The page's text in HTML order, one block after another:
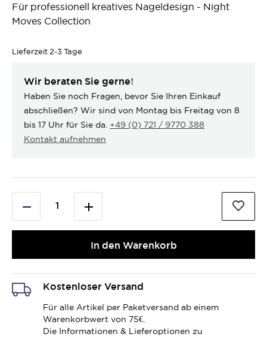
Für professionell kreatives Nageldesign - Night
Moves Collection
Lieferzeit 2-3 Tage
Wir beraten Sie gerne!
Haben Sie noch Fragen, bevor Sie Ihren Einkauf
abschließen? Wir sind von Montag bis Freitag von 8
bis 17 Uhr für Sie da. +49 (0) 721 / 9770 388
Kontakt aufnehmen
In den Warenkorb
Kostenloser Versand
Für alle Artikel per Paketversand ab einem
Warenkorbwert von 75€.
Die Informationen & Lieferoptionen zu